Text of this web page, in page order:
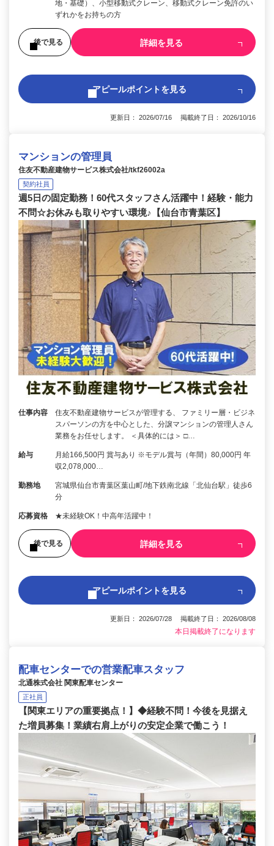
地・基礎）、小型移動式クレーン、移動式クレーン免許のい
ずれかをお持ちの方
後で見る 詳細を見る
アピールポイントを見る
更新日： 2026/07/16 掲載終了日： 2026/10/16
マンションの管理員
住友不動産建物サービス株式会社/tkf26002a
契約社員
週5日の固定勤務！60代スタッフさん活躍中！経験・能力
不問☆お休みも取りやすい環境♪【仙台市青葉区】
仕事内容
住友不動産建物サービスが管理する、 ファミリー層・ビジネ
スパーソンの方を中心とした、分譲マンションの管理人さん
業務をお任せします。 ＜具体的には＞ □…
給与
月給166,500円 賞与あり ※モデル賞与（年間）80,000円 年
収2,078,000…
勤務地
宮城県仙台市青葉区葉山町/地下鉄南北線「北仙台駅」徒歩6
分
応募資格 ★未経験OK！中高年活躍中！
後で見る 詳細を見る
アピールポイントを見る
更新日： 2026/07/28 掲載終了日： 2026/08/08
本日掲載終了になります
配車センターでの営業配車スタッフ
北通株式会社 関東配車センター
正社員
【関東エリアの重要拠点！】◆経験不問！今後を見据え
た増員募集！業績右肩上がりの安定企業で働こう！